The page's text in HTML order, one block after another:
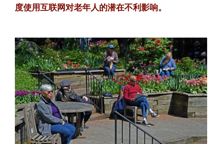
度使用互联网对老年人的潜在不利影响。